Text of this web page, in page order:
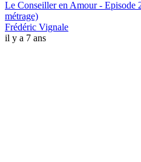
Le Conseiller en Amour -
métrage)
Frédéric Vignale
il y a 7 ans